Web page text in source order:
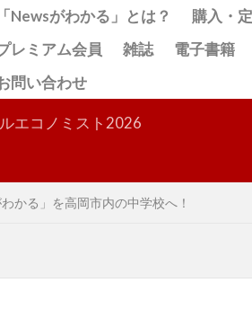
「Newsがわかる」とは？ 購入・
レミアム会員
雑誌 電子書籍
問い合わせ
エコノミスト2026
かる」を高岡市内の中学校へ！
検索